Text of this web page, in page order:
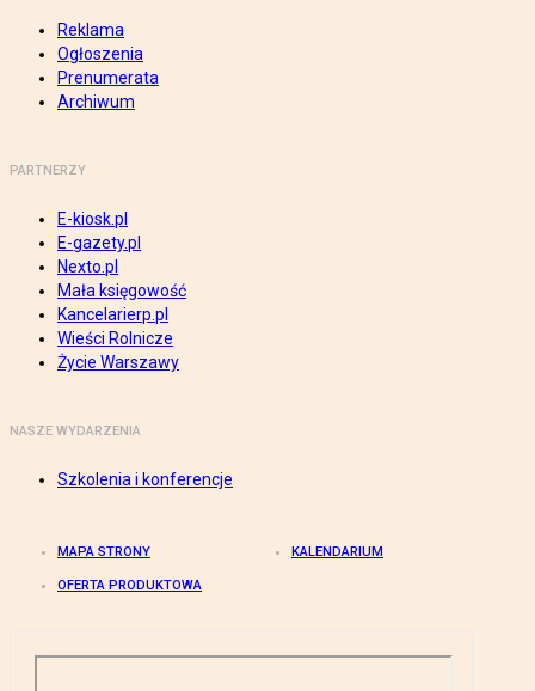
Reklama
Ogłoszenia
Prenumerata
Archiwum
PARTNERZY
E-kiosk.pl
E-gazety.pl
Nexto.pl
Mała księgowość
Kancelarierp.pl
Wieści Rolnicze
Życie Warszawy
NASZE WYDARZENIA
Szkolenia i konferencje
MAPA STRONY KALENDARIUM
OFERTA PRODUKTOWA